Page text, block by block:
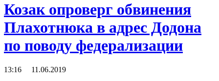
Козак опроверг обвинения
Плахотнюка в адрес Додона
по поводу федерализации
13:16 11.06.2019